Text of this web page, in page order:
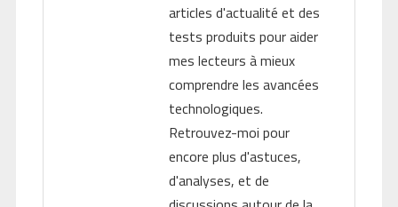
articles d'actualité et des
tests produits pour aider
mes lecteurs à mieux
comprendre les avancées
technologiques.
Retrouvez-moi pour
encore plus d'astuces,
d'analyses, et de